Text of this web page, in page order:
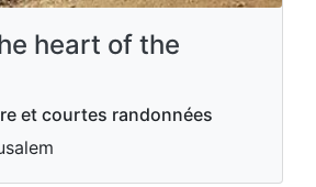
heart of the
et courtes randonnées